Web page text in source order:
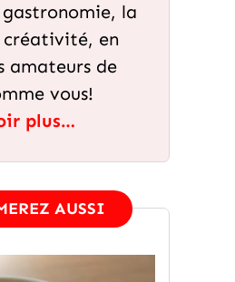
la
en
amateurs de
vous!
plus…
AUSSI